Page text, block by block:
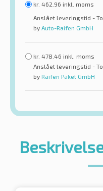
kr. 462.96 inkl. moms
Anslået leveringstid -
by Auto-Raifen GmbH
kr. 478.46 inkl. moms
Anslået leveringstid -
by Raifen Paket GmbH